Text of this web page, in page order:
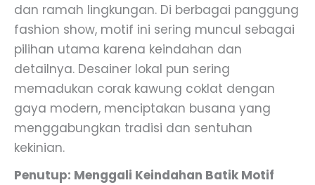
dan ramah lingkungan. Di berbagai panggung
fashion show, motif ini sering muncul sebagai
pilihan utama karena keindahan dan
detailnya. Desainer lokal pun sering
memadukan corak kawung coklat dengan
gaya modern, menciptakan busana yang
menggabungkan tradisi dan sentuhan
kekinian.
Penutup: Menggali Keindahan Batik Motif